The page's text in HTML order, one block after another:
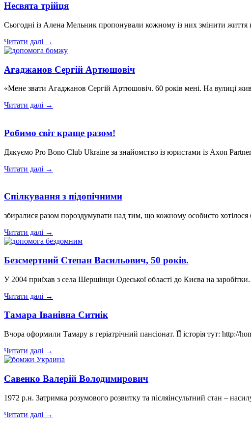
Несвята трійця
Сьогодні із Алена Мельник пропонували кожному із них змінити життя
Читати далі →
Агаджанов Сергій Артюшовіч
«Мене звати Агаджанов Сергій Артюшовіч. 60 років мені. На вулиці
Читати далі →
Робимо світ краще разом!
Дякуємо Pro Bono Club Ukraine за знайомство із юристами із Axon
Читати далі →
Спілкування з підопічними
збиралися разом пороздумувати над тим, що кожному особисто
Читати далі →
Безсмертний Степан Васильович, 50 років.
У 2004 приїхав з села Шершінци Одеської області до Києва на
Читати далі →
Тамара Іванівна Ситнік
Вчора оформили Тамару в геріатрічний пансіонат. ЇЇ історія тут:
Читати далі →
Савенко Валерій Володимирович
1972 р.н. Затримка розумового розвитку та післяінсультний стан –
Читати далі →